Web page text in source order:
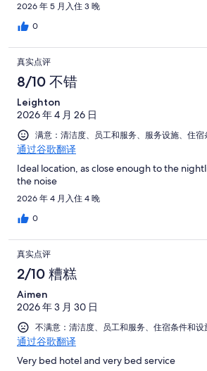
2026 年 5 月入住 3 晚
0
真实点评
8/10 不错
Leighton
2026 年 4 月 26 日
满意：清洁度、员工和服务、服务设施、住宿
通过谷歌翻译
Ideal location, as close enough to the
the noise
2026 年 4 月入住 4 晚
0
真实点评
2/10 糟糕
Aimen
2026 年 3 月 30 日
不满意：清洁度、员工和服务、住宿条件和设
通过谷歌翻译
Very bed hotel and very bed service